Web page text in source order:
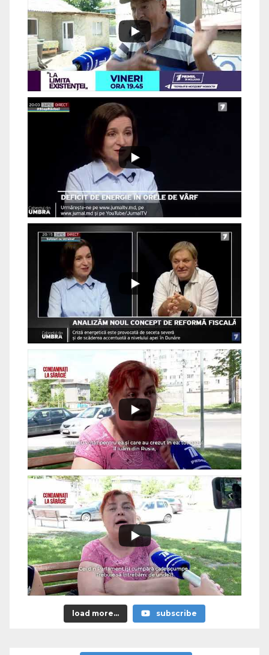
load more... subscribe